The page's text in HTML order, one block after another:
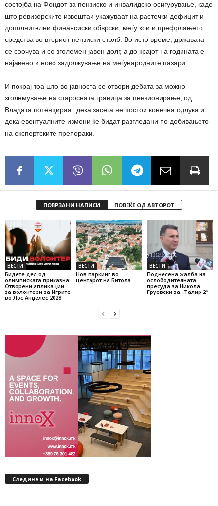
состојба на Фондот за пензиско и инвалидско осигурување, каде
што ревизорските извештаи укажуваат на растечки дефицит и
дополнителни финансиски обврски, меѓу кои и префрлањето
средства во вториот пензиски столб. Во исто време, државата
се соочува и со зголемен јавен долг, а до крајот на годината е
најавено и ново задолжување на меѓународните пазари.
И покрај тоа што во јавноста се отвори дебата за можно
зголемување на старосната граница за пензионирање, од
Владата потенцираат дека засега не постои конечна одлука и
дека евентуалните измени ќе бидат разгледани по добивањето
на експертските препораки.
ПОВРЗАНИ НАПИСИ ПОВЕЌЕ ОД АВТОРОТ
ВЕСТИ
Бидете дел од
олимписката приказна:
Отворени апликации
за волонтери за Игрите
во Лос Анџелес 2028
ВЕСТИ
Нов паркинг во
центарот на Битола
ВЕСТИ
Поднесена жалба на
ослободителната
пресуда за Никола
Груевски за „Талир 2″
Следине и на Facebook